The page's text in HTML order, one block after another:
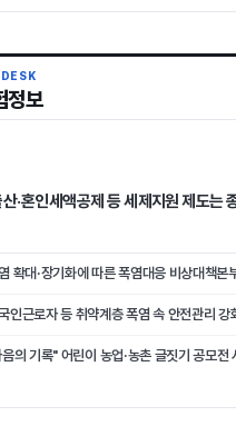
정보
·혼인세액공제 등 세제지원 제도는
확대·장기화에 따른 폭염대응 비상대책본
인근로자 등 취약계층 폭염 속 안전관리 강
의 기록" 어린이 농업·농촌 글짓기 공모전